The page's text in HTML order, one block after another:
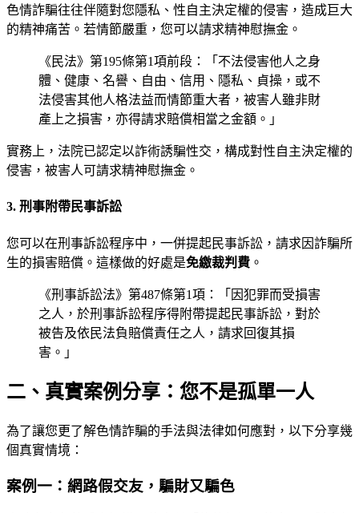
色情詐騙往往伴隨對您隱私、性自主決定權的侵害，造成巨大
的精神痛苦。若情節嚴重，您可以請求精神慰撫金。
《民法》第195條第1項前段：「不法侵害他人之身
體、健康、名譽、自由、信用、隱私、貞操，或不
法侵害其他人格法益而情節重大者，被害人雖非財
產上之損害，亦得請求賠償相當之金額。」
實務上，法院已認定以詐術誘騙性交，構成對性自主決定權的
侵害，被害人可請求精神慰撫金。
3. 刑事附帶民事訴訟
您可以在刑事訴訟程序中，一併提起民事訴訟，請求因詐騙所
生的損害賠償。這樣做的好處是免繳裁判費 。
《刑事訴訟法》第487條第1項：「因犯罪而受損害
之人，於刑事訴訟程序得附帶提起民事訴訟，對於
被告及依民法負賠償責任之人，請求回復其損
害。」
二、真實案例分享：您不是孤單一人
為了讓您更了解色情詐騙的手法與法律如何應對，以下分享幾
個真實情境：
案例一：網路假交友，騙財又騙色